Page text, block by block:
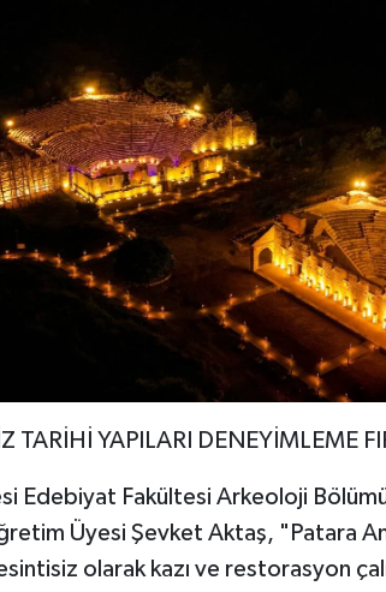
TARİHİ YAPILARI DENEYİMLEME
Edebiyat Fakültesi Arkeoloji
Üyesi Şevket Aktaş, "Patara
olarak kazı ve restorasyon